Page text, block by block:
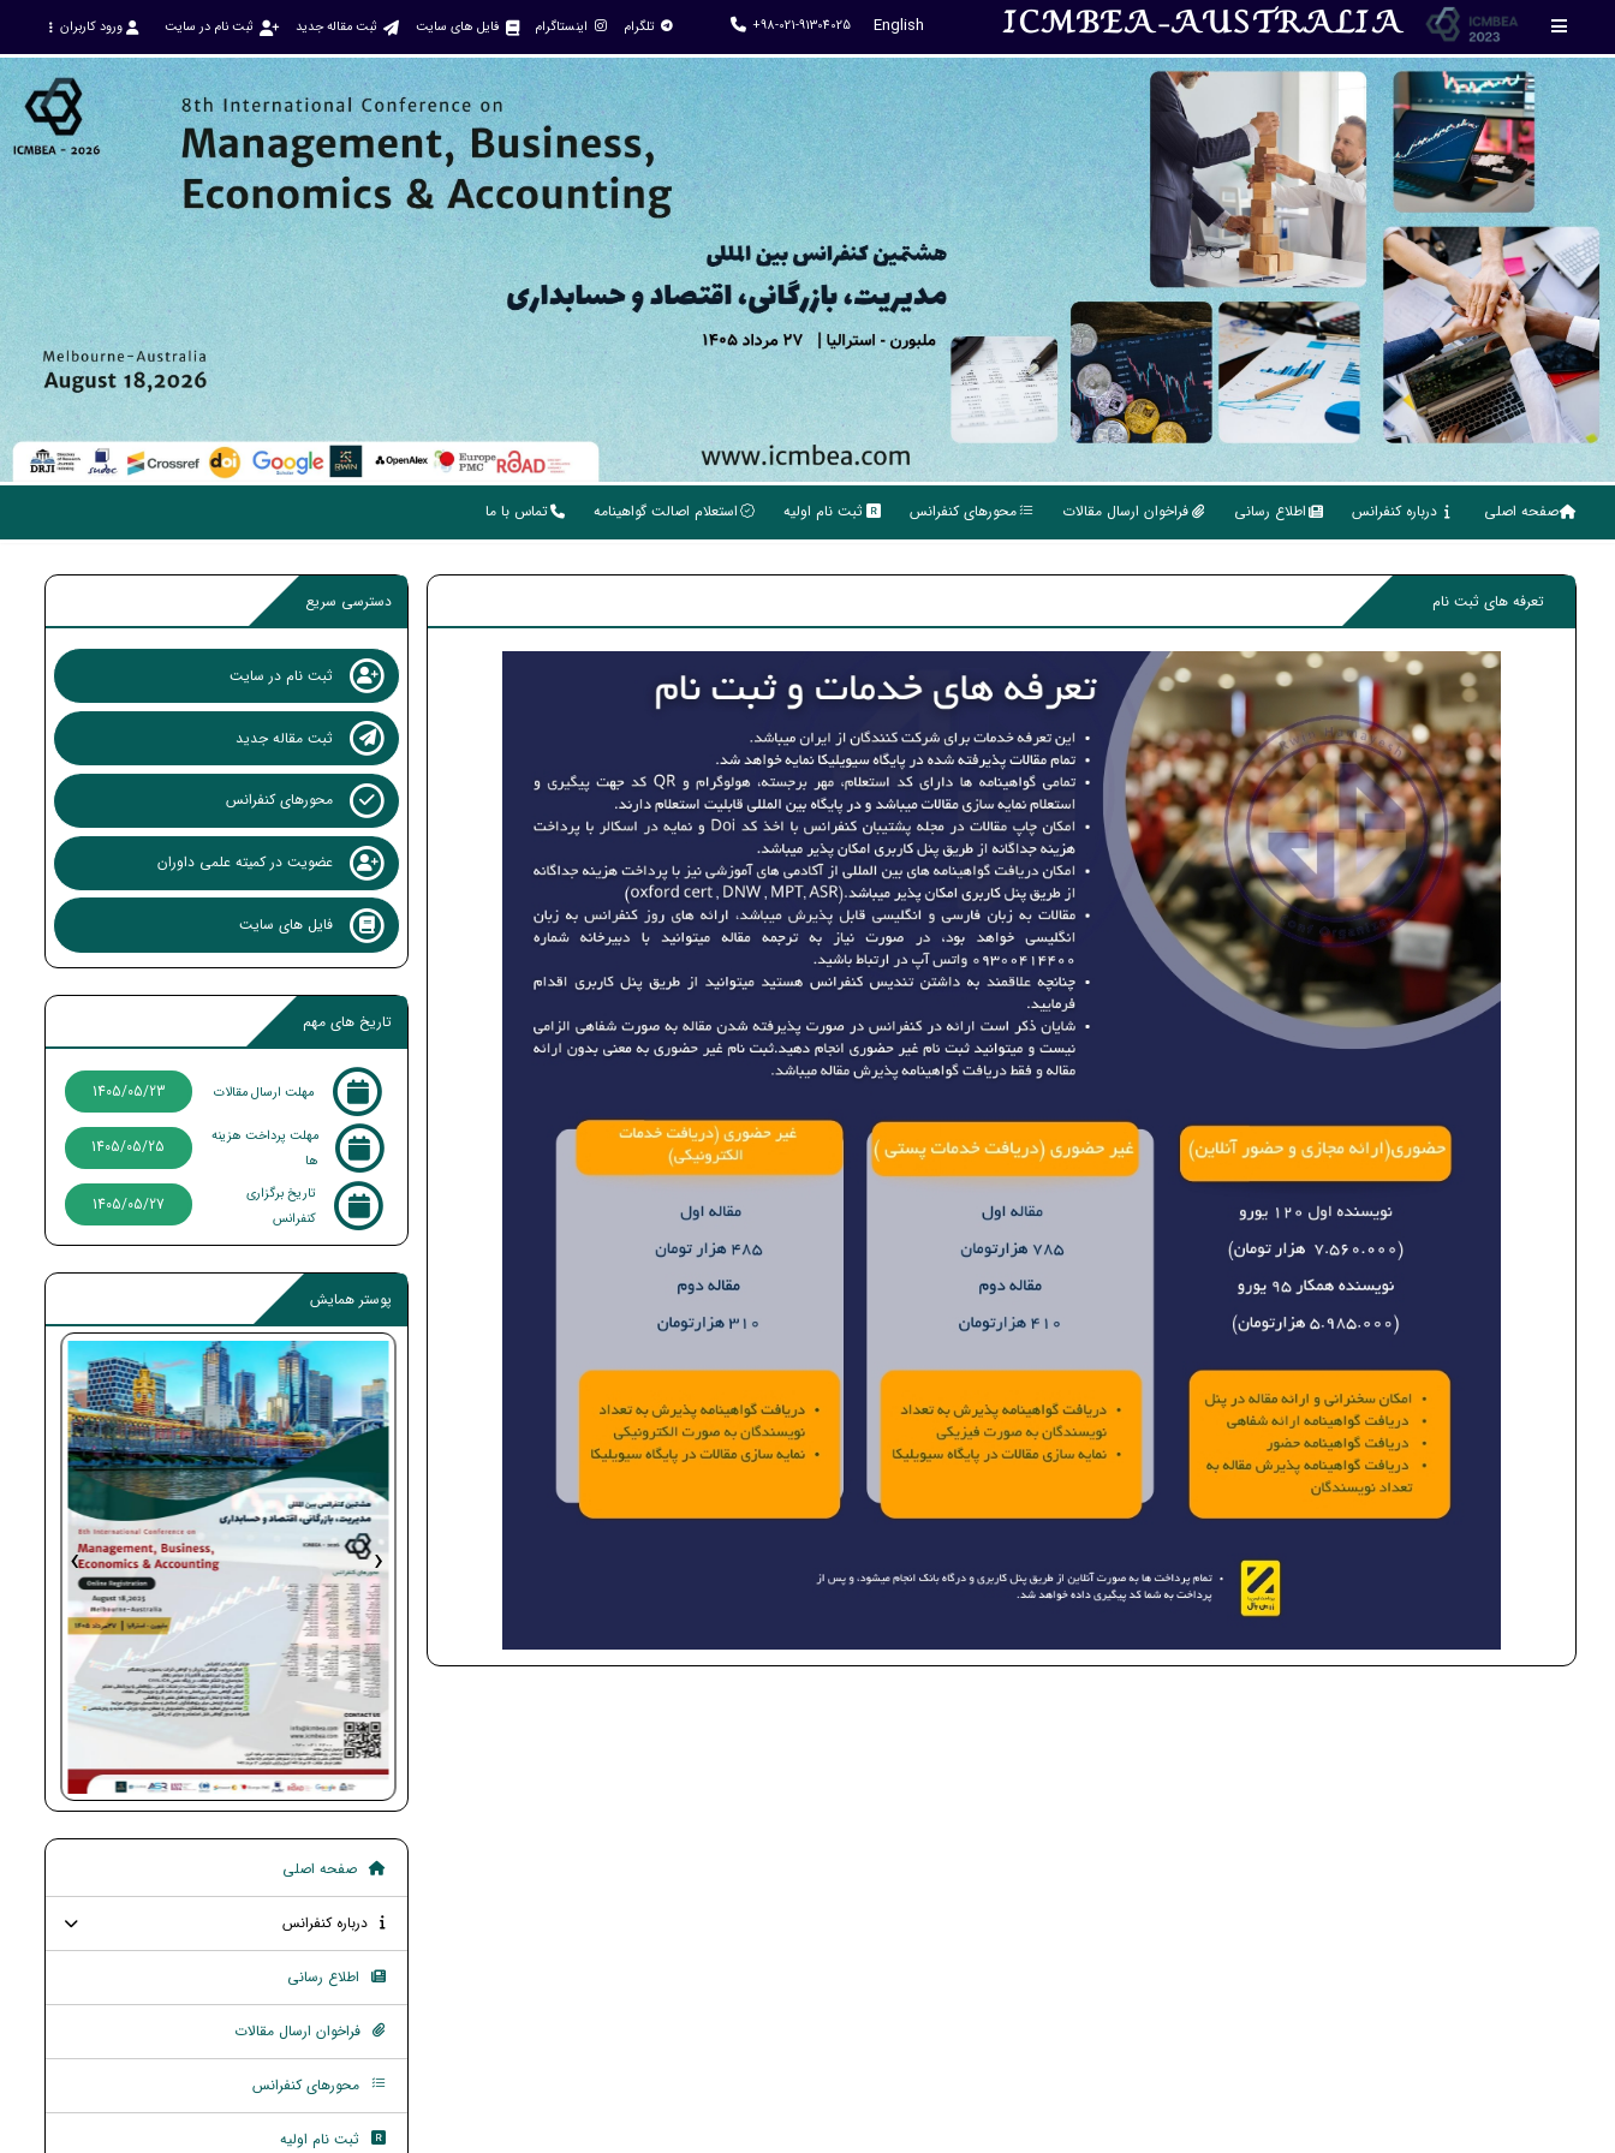
ICMBEA-AUSTRALIA
English
+98-021-91304025 تلگرام اینستاگرام فایل های سایت ثبت مقاله جدید ثبت نام در سایت ورود کاربران
صفحه اصلی درباره کنفرانس اطلاع رسانی فراخوان ارسال مقالات محورهای کنفرانس ثبت نام اولیه استعلام اصالت گواهینامه تماس با ما
تعرفه های ثبت نام دسترسی سریع
ثبت نام در سایت
ثبت مقاله جدید
محورهای کنفرانس
عضویت در کمیته علمی داوران
فایل های سایت
تاریخ های مهم
مهلت ارسال مقالات 1405/05/23
مهلت پرداخت هزینه
ها
1405/05/25
تاریخ برگزاری
کنفرانس
1405/05/27
پوستر همایش
› ‹
صفحه اصلی
درباره کنفرانس
اطلاع رسانی
فراخوان ارسال مقالات
محورهای کنفرانس
ثبت نام اولیه